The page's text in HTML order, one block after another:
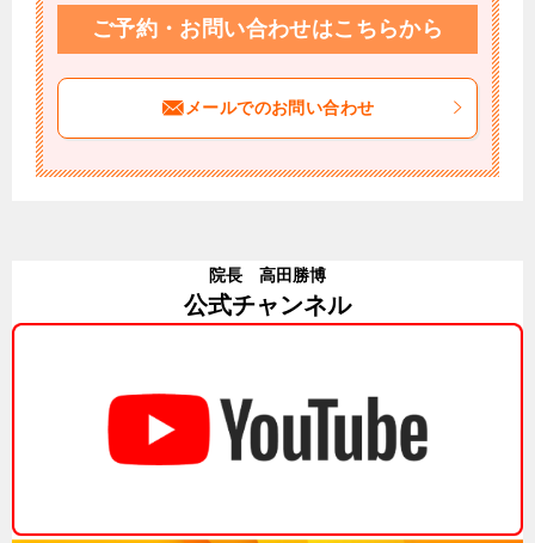
ご予約・お問い合わせはこちらから
メールでのお問い合わせ
院長 高田勝博
公式チャンネル